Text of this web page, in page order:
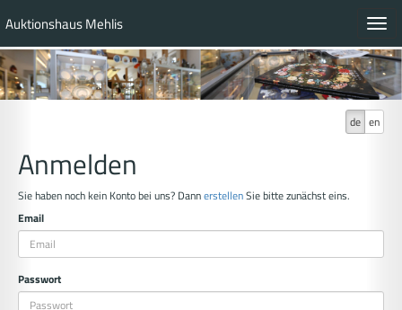
Auktionshaus Mehlis
de en
Anmelden
Sie haben noch kein Konto bei uns? DannerstellenSie bitte zunächst eins.
Email
Passwort